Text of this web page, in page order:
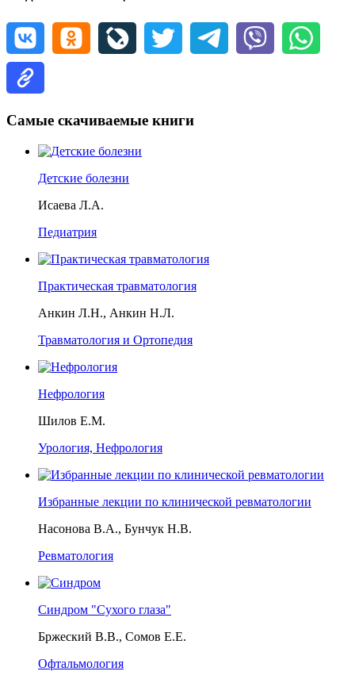
Самые скачиваемые книги
Детские болезни
Исаева Л.А.
Педиатрия
Практическая травматология
Анкин Л.Н., Анкин Н.Л.
Травматология и Ортопедия
Нефрология
Шилов Е.М.
Урология, Нефрология
Избранные лекции по клинической ревматологии
Насонова В.А., Бунчук Н.В.
Ревматология
Синдром "Сухого глаза"
Бржеский В.В., Сомов Е.Е.
Офтальмология